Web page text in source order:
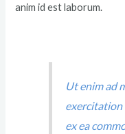
anim id est laborum.
Ut enim ad
exercitation
ex ea